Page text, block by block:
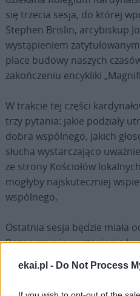
ekai.pl - Do Not Process
się trzecia sesja, do której
Stephen Brislin, arcybiskup
wystąpieniem
place budowy naszych
zakończeniu encykliki
W trakcie tej części
trzy pytania: jakie podziały
dobra wspólnego, jakich
słucha wystarczająco
ze strony Kościołów
mogłyby najskuteczniej
wspólnego.
Ostatnia sesja będzie miała
Rozpocznie ją wystąpienie
poświęcone
na lata 2027–2028.